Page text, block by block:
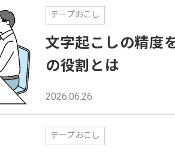
テープおこし
文字起こしの精度
の役割とは
2026.06.26
テープおこし